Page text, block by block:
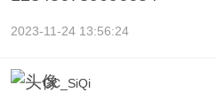
2023-11-24 13:56:24
CC_SiQi